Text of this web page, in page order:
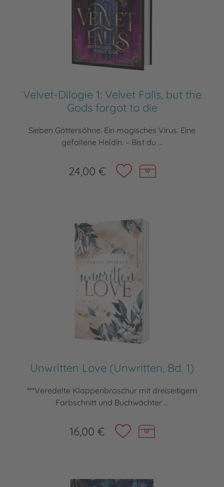
Velvet-Dilogie 1: Velvet Falls, but the
Gods forgot to die
Sieben Göttersöhne. Ein magisches Virus. Eine
gefallene Heldin. – Bist du ...
24,00 €
Unwritten Love (Unwritten, Bd. 1)
***Veredelte Klappenbroschur mit dreiseitigem
Farbschnitt und Buchwächter ...
16,00 €